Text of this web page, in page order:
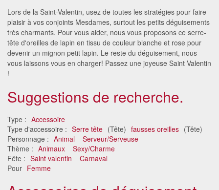
Lors de la Saint-Valentin, usez de toutes les stratégies pour faire
plaisir à vos conjoints Mesdames, surtout les petits déguisements
très charmants. Pour vous aider, nous vous proposons ce serre-
tête d'oreilles de lapin en tissu de couleur blanche et rose pour
devenir un mignon petit lapin. Le reste du déguisement, nous
vous laissons vous en charger! Passez une joyeuse Saint Valentin
!
Suggestions de recherche.
Type : Accessoire
Type d'accessoire : Serre tête (Tête) fausses oreilles (Tête)
Personnage : Animal
Serveur/Serveuse
Thème : Animaux
Sexy/Charme
Fête : Saint valentin
Carnaval
Pour Femme